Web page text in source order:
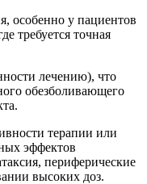
особенно у пациентов
требуется точная
лечению), что
обезболивающего
терапии или
эффектов
периферические
высоких доз.